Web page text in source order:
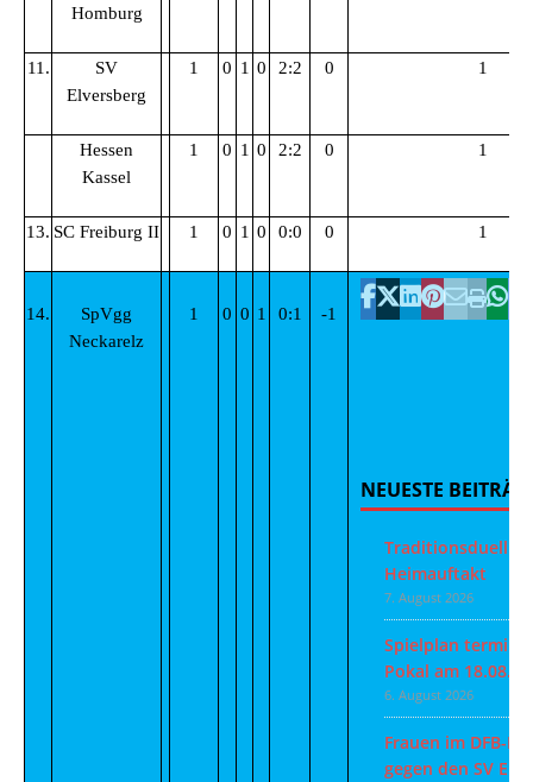
Homburg
11.
SV
Elversberg
1 0 1 0 2:2 0 1
Hessen
Kassel
1 0 1 0 2:2 0 1
13. SC Freiburg II 1 0 1 0 0:0 0 1
14.
SpVgg
Neckarelz
1 0 0 1 0:1 -1
NEUESTE
Traditionsduell
Heimauftakt
7. August 2026
Spielplan
Pokal am 18.08.
6. August 2026
Frauen im DFB-
gegen den SV